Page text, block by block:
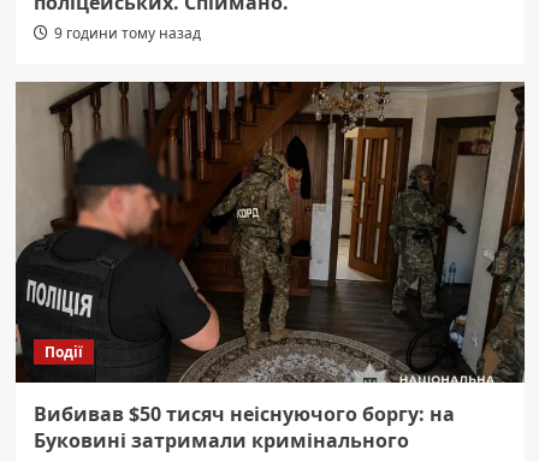
9 години тому назад
Події
Вибивав $50 тисяч неіснуючого боргу: на
Буковині затримали кримінального